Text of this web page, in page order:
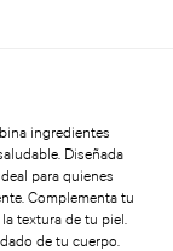
ingredientes
Diseñada
para quienes
Complementa tu
textura de tu piel.
de tu cuerpo.